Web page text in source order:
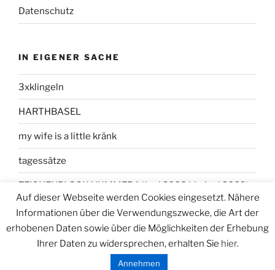
Datenschutz
IN EIGENER SACHE
3xklingeln
HARTHBASEL
my wife is a little kränk
tagessätze
ZEICHENBLOCK NUMMER 1 (Juni 2008 bis Juni 2009)
Datenschutzerklärung Stolz präsentiert von WordPress
Auf dieser Webseite werden Cookies eingesetzt. Nähere
Informationen über die Verwendungszwecke, die Art der
erhobenen Daten sowie über die Möglichkeiten der Erhebung
Ihrer Daten zu widersprechen, erhalten Sie hier.
Annehmen